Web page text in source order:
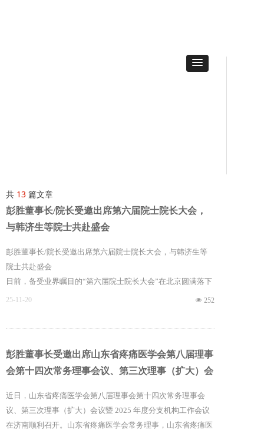
共 13 篇文章
彭胜董事长/院长受邀出席第六届院士院长大会，
与韩济生等院士共赴盛会
彭胜董事长/院长受邀出席第六届院士院长大会，与韩济生等
院士共赴盛会
日前，备受业界瞩目的“第六届院士院长大会”在北京圆满落下
帷幕。本届大会由中国当代医药杂志社与二十一世纪公益基金
润生、赵宇亮（线上）三位院士，中国工程院蒋建东院士，第
十三届全国政协常委、国际核能院院士张勤，北京市大兴区委
界的行业领导、专家学者以及全国各地的医疗机构负责人共
320多位代表，共商健康中国发展大计。
넶 252
25-11-20
彭胜董事长受邀出席山东省疼痛医学会第八届理事
会第十四次常务理事会议、第三次理事（扩大）会
近日，山东省疼痛医学会第八届理事会第十四次常务理事会
议、第三次理事（扩大）会议暨 2025 年度分支机构工作会议
在济南顺利召开。山东省疼痛医学会常务理事，山东省疼痛医